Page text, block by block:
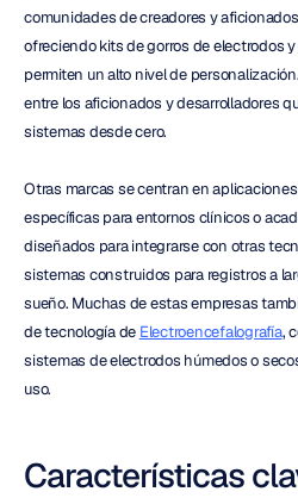
comunidades de creadores y
ofreciendo kits de gorros de electrodos
permiten un alto nivel de
entre los aficionados y desarrolladores
sistemas desde cero.
Otras marcas se centran en
específicas para entornos clínicos o
diseñados para integrarse con otras
sistemas construidos para registros a
sueño. Muchas de estas empresas
de tecnología de Electroencefalografía,
sistemas de electrodos húmedos o
uso.
Características